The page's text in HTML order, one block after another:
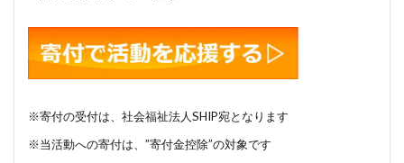
※寄付の受付は、社会福祉法人SHIP宛となります
※当活動への寄付は、”寄付金控除”の対象です